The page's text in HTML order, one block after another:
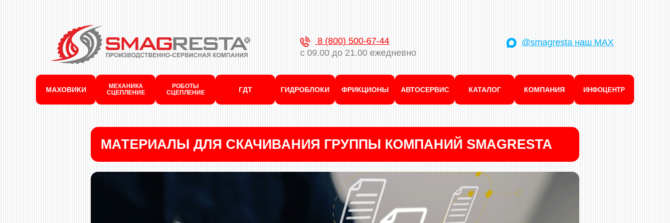
8 (800) 500-67-44
с 09.00 до 21.00 ежедневно
@smagresta наш MAX
МАХОВИКИ
МЕХАНИКА
СЦЕПЛЕНИЕ
РОБОТЫ
СЦЕПЛЕНИЕ
ГДТ ГИДРОБЛОКИ ФРИКЦИОНЫ АВТОСЕРВИС КАТАЛОГ КОМПАНИЯ ИНФОЦЕНТР
МАТЕРИАЛЫ ДЛЯ СКАЧИВАНИЯ ГРУППЫ КОМПАНИЙ SMAGRESTA